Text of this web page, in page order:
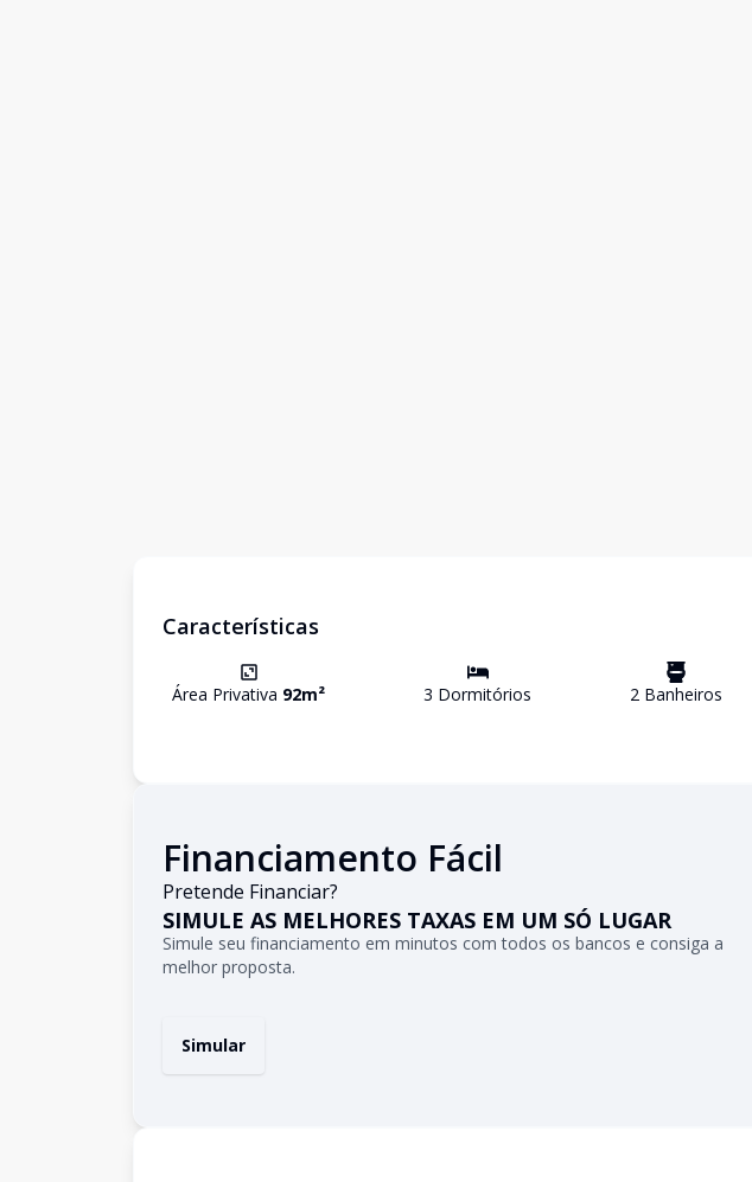
Características
Área Privativa 92m² 3 Dormitórios 2 Banheiros
Financiamento Fácil
Pretende Financiar?
SIMULE AS MELHORES TAXAS EM UM SÓ LUGAR
Simule seu financiamento em minutos com todos os bancos e consiga a
melhor proposta.
Simular